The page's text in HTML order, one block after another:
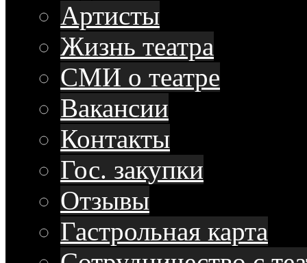
Артисты
Жизнь театра
СМИ о театре
Вакансии
Контакты
Гос. закупки
Отзывы
Гастрольная карта